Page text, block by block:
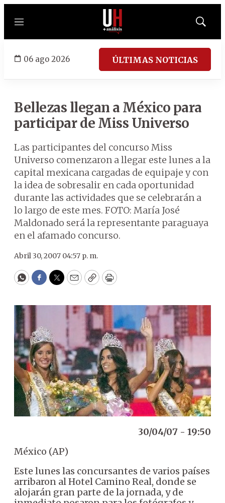
Menú
Mostrar
06 ago 2026 ÚLTIMAS NOTICIAS
Bellezas llegan a México para
participar de Miss Universo
Las participantes del concurso Miss
Universo comenzaron a llegar este lunes a la
capital mexicana cargadas de equipaje y con
la idea de sobresalir en cada oportunidad
durante las actividades que se celebrarán a
lo largo de este mes. FOTO: María José
Maldonado será la representante paraguaya
en el afamado concurso.
Abril 30, 2007 04:57 p. m.
WhatsApp
Facebook
Twitter
EmailCopyPrint
30/04/07 - 19:50
México (AP)
Este lunes las concursantes de varios países
arribaron al Hotel Camino Real, donde se
alojarán gran parte de la jornada, y de